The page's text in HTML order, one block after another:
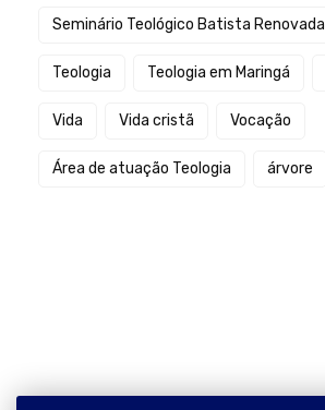
Seminário Teológico Batista Renovada
Teologia Teologia em Maringá
Vida Vida cristã Vocação
Área de atuação Teologia árvore